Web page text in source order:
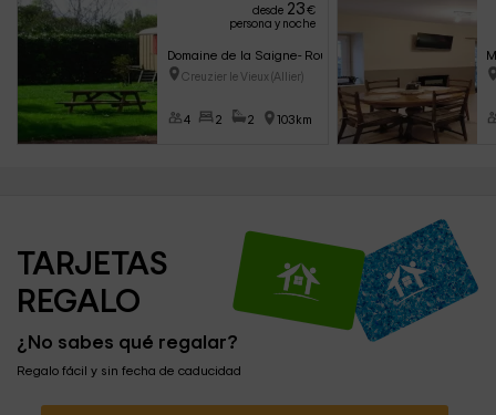
desde 23€
persona y noche
Domaine de la Saigne- Roulottes
Creuzier le Vieux (Allier)
4 2 2 103km
TARJETAS
REGALO
¿No sabes qué regalar?
Regalo fácil y sin fecha de caducidad